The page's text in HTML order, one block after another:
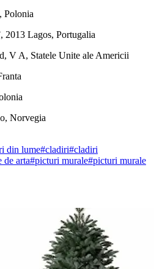
Polonia
2013 Lagos, Portugalia
V A, Statele Unite ale Americii
Norvegia
din lume#cladiri#cladiri
de arta#picturi murale#picturi murale